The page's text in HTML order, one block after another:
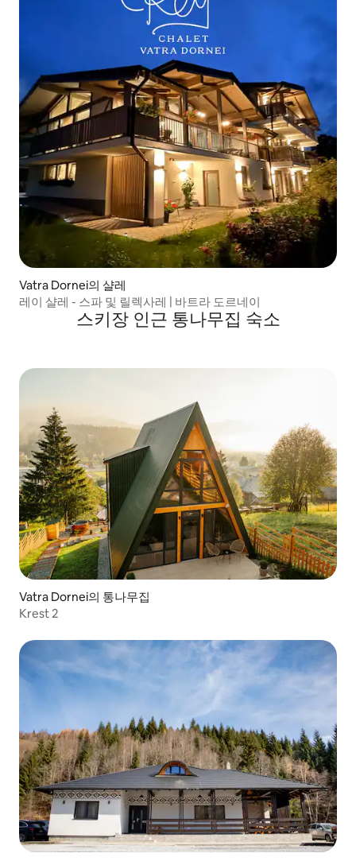
Vatra Dornei의 샬레
레이 샬레 - 스파 및 릴렉사레 | 바트라 도르네이
스키장 인근 통나무집 숙소
Vatra Dornei의 통나무집
Krest 2